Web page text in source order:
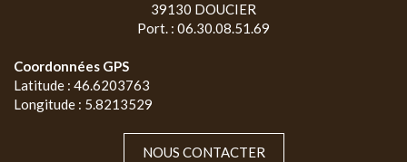
39130 DOUCIER
Port. : 06.30.08.51.69
Coordonnées GPS
Latitude : 46.6203763
Longitude : 5.8213529
NOUS CONTACTER